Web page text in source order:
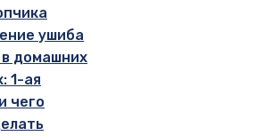
ушиба
в домашних
1-ая
чего